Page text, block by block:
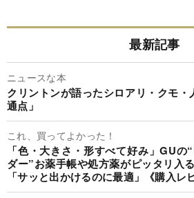
最新記事
ニュースな本
クリントンが語ったシロアリ・クモ
通点」
これ、買ってよかった！
「色・大きさ・形すべて好み」GU
ダー”お薬手帳や処方薬がピッタリ入
「サッと出かけるのに最適」《購入レ